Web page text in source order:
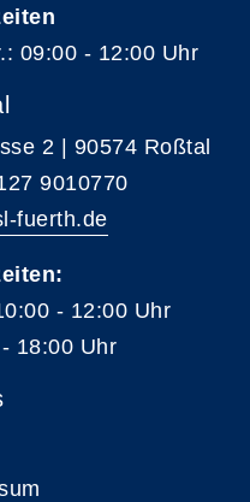
09:00 - 12:00 Uhr
2 | 90574 Roßtal
9010770
fuerth.de
- 12:00 Uhr
18:00 Uhr